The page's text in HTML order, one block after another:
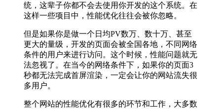
统，这辈子你都不会去使用你开发的这个系统。在
这样一些项目中，性能优化往往会被你忽略。
但是如果你是做一个日均PV数万、数十万、甚至
更大的量级，开发的页面会被全国各地，不同网络
条件的用户来进行访问。这个时候，性能问题就无
法忽视了。在当今的网络条件下，如果你的页面3
秒都无法完成首屏渲染，一定会让你的网站流失很
多用户。
整个网站的性能优化有很多的环节和工作，大多数